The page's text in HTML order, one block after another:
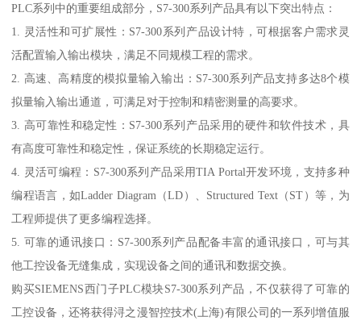
PLC系列中的重要组成部分，S7-300系列产品具有以下突出特点：
1. 灵活性和可扩展性：S7-300系列产品设计特，可根据客户需求灵
活配置输入输出模块，满足不同规模工程的需求。
2. 高速、高精度的模拟量输入输出：S7-300系列产品支持多达8个模
拟量输入输出通道，可满足对于控制和精密测量的高要求。
3. 高可靠性和稳定性：S7-300系列产品采用的硬件和软件技术，具
有高度可靠性和稳定性，保证系统的长期稳定运行。
4. 灵活可编程：S7-300系列产品采用TIA Portal开发环境，支持多种
编程语言，如Ladder Diagram（LD）、Structured Text（ST）等，为
工程师提供了更多编程选择。
5. 可靠的通讯接口：S7-300系列产品配备丰富的通讯接口，可与其
他工控设备无缝集成，实现设备之间的通讯和数据交换。
购买SIEMENS西门子PLC模块S7-300系列产品，不仅获得了可靠的
工控设备，还将获得浔之漫智控技术(上海)有限公司的一系列增值服